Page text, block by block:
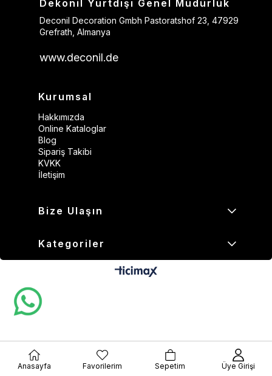
Dekonil Yurtdışı Genel Müdürlük
Deconil Decoration Gmbh Pastoratshof 23, 47929
Grefrath, Almanya
www.deconil.de
Kurumsal
Hakkımızda
Online Kataloglar
Blog
Sipariş Takibi
KVKK
İletişim
Bize Ulaşın
Kategoriler
Anasayfa Favorilerim Sepetim Üye Girişi